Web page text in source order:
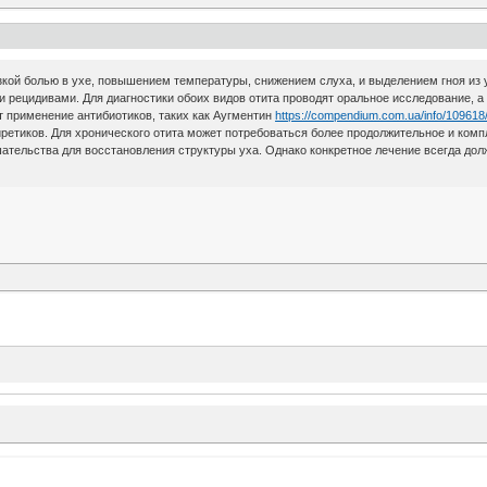
болью в ухе, повышением температуры, снижением слуха, и выделением гноя из
Для диагностики обоих видов отита проводят оральное исследование,
применение антибиотиков, таких как Аугментинhttps://compendium.com.ua/info/
Для хронического отита может потребоваться более продолжительное и
для восстановления структуры уха. Однако конкретное лечение всегда